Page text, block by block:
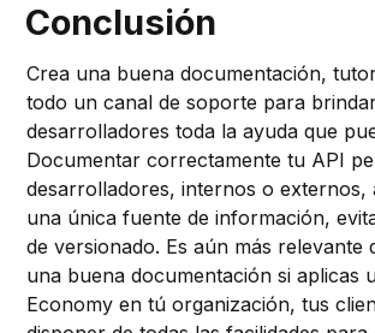
Conclusión
Crea una buena documentación,
todo un canal de soporte para
desarrolladores toda la ayuda que
Documentar correctamente tu API
desarrolladores, internos o externos,
una única fuente de información,
de versionado. Es aún más relevante
una buena documentación si aplicas
Economy en tú organización, tus